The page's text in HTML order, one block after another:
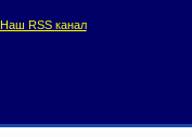
Наш RSS канал